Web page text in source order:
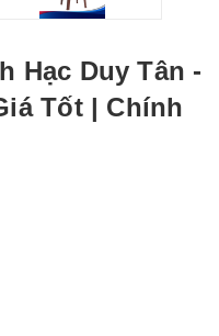
Hạc Duy Tân -
Tốt | Chính